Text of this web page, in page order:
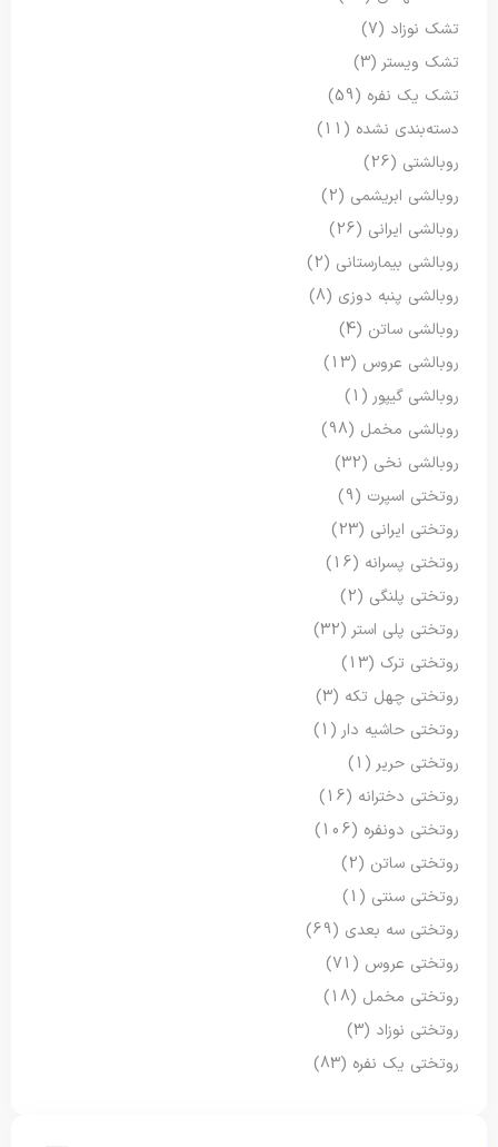
تشک نوزاد (7)
تشک ویستر (3)
تشک یک نفره (59)
دسته‌بندی نشده (11)
روبالشتی (26)
روبالشی ابریشمی (2)
روبالشی ایرانی (26)
روبالشی بیمارستانی (2)
روبالشی پنبه دوزی (8)
روبالشی ساتن (4)
روبالشی عروس (13)
روبالشی گیپور (1)
روبالشی مخمل (98)
روبالشی نخی (32)
روتختی اسپرت (9)
روتختی ایرانی (23)
روتختی پسرانه (16)
روتختی پلنگی (2)
روتختی پلی استر (32)
روتختی ترک (13)
روتختی چهل تکه (3)
روتختی حاشیه دار (1)
روتختی حریر (1)
روتختی دخترانه (16)
روتختی دونفره (106)
روتختی ساتن (2)
روتختی سنتی (1)
روتختی سه بعدی (69)
روتختی عروس (71)
روتختی مخمل (18)
روتختی نوزاد (3)
روتختی یک نفره (83)